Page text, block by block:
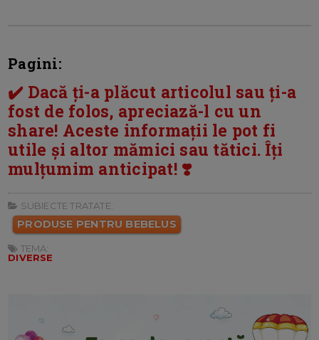
Pagini:
✔️ Dacă ți-a plăcut articolul sau ți-a
fost de folos, apreciază-l cu un
share! Aceste informații le pot fi
utile și altor mămici sau tătici. Îți
mulțumim anticipat! ❣️
SUBIECTE TRATATE:
PRODUSE PENTRU BEBELUS
TEMA:
DIVERSE